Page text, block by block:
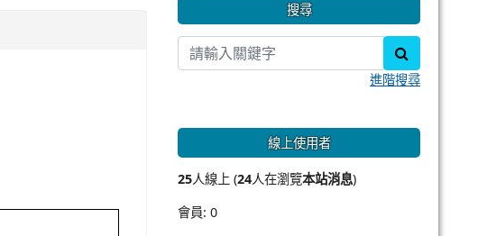
搜尋
進階搜尋
線上使用者
25人線上 (24人在瀏覽本站消息)
會員: 0